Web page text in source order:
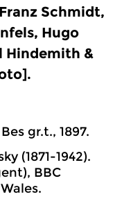
Schmidt,
Hugo
Hindemith &
gr.t., 1897.
(1871-1942).
BBC